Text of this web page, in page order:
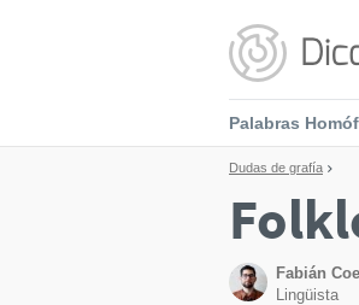
Palabras
Dudas de grafía
Fabián
Lingüista